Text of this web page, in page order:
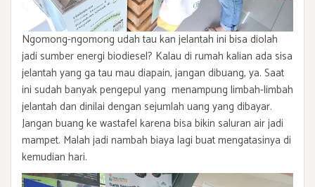
Ngomong-ngomong udah tau kan jelantah ini bisa diolah
jadi sumber energi biodiesel? Kalau di rumah kalian ada sisa
jelantah yang ga tau mau diapain, jangan dibuang, ya. Saat
ini sudah banyak pengepul yang menampung limbah-limbah
jelantah dan dinilai dengan sejumlah uang yang dibayar.
Jangan buang ke wastafel karena bisa bikin saluran air jadi
mampet. Malah jadi nambah biaya lagi buat mengatasinya di
kemudian hari.